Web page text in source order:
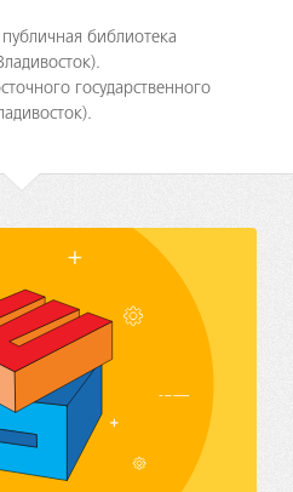
библиотека
государственного